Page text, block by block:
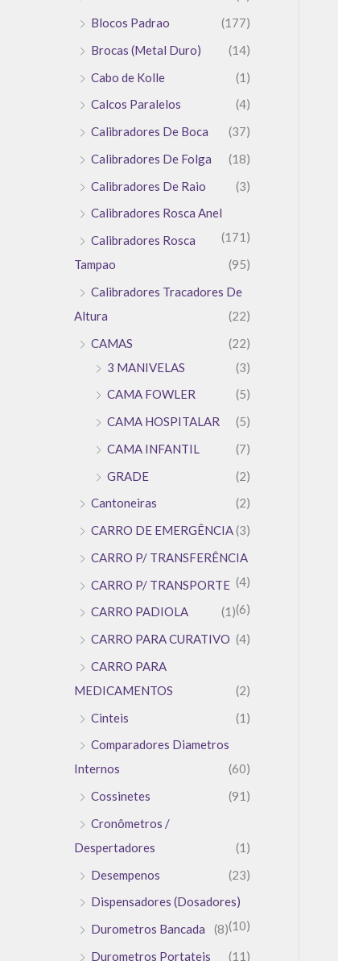
Blocos Padrao
(177)
Brocas (Metal Duro)
(14)
Cabo de Kolle
(1)
Calcos Paralelos
(4)
Calibradores De Boca
(37)
Calibradores De Folga
(18)
Calibradores De Raio
(3)
Calibradores Rosca Anel
(171)
Calibradores Rosca
Tampao
(95)
Calibradores Tracadores De
Altura
(22)
CAMAS
(22)
3 MANIVELAS
(3)
CAMA FOWLER
(5)
CAMA HOSPITALAR
(5)
CAMA INFANTIL
(7)
GRADE
(2)
Cantoneiras
(2)
CARRO DE EMERGÊNCIA(3)
CARRO P/ TRANSFERÊNCIA
(4)
CARRO P/ TRANSPORTE
(6)
CARRO PADIOLA
(1)
CARRO PARA CURATIVO (4)
CARRO PARA
MEDICAMENTOS
(2)
Cinteis
(1)
Comparadores Diametros
Internos
(60)
Cossinetes
(91)
Cronômetros /
Despertadores
(1)
Desempenos
(23)
Dispensadores (Dosadores)
(10)
Durometros Bancada
(8)
Durometros Portateis
(11)